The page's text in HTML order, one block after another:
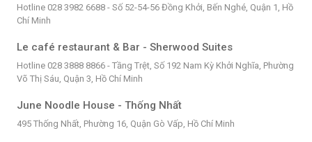
Hotline 028 3982 6688 - Số 52-54-56 Đồng Khởi, Bến Nghé, Quận 1, Hồ
Chí Minh
Le café restaurant & Bar - Sherwood Suites
Hotline 028 3888 8866 - Tầng Trệt, Số 192 Nam Kỳ Khởi Nghĩa, Phường
Võ Thị Sáu, Quận 3, Hồ Chí Minh
June Noodle House - Thống Nhất
495 Thống Nhất, Phường 16, Quận Gò Vấp, Hồ Chí Minh